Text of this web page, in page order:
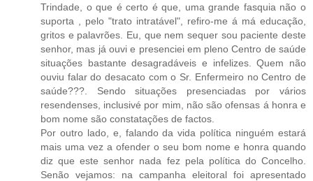
Trindade, o que é certo é que, uma grande fasquia não o
suporta , pelo "trato intratável", refiro-me á má educação,
gritos e palavrões. Eu, que nem sequer sou paciente deste
senhor, mas já ouvi e presenciei em pleno Centro de saúde
situações bastante desagradáveis e infelizes. Quem não
ouviu falar do desacato com o Sr. Enfermeiro no Centro de
saúde???. Sendo situações presenciadas por vários
resendenses, inclusivé por mim, não são ofensas á honra e
bom nome são constatações de factos.
Por outro lado, e, falando da vida política ninguém estará
mais uma vez a ofender o seu bom nome e honra quando
diz que este senhor nada fez pela política do Concelho.
Senão vejamos: na campanha eleitoral foi apresentado